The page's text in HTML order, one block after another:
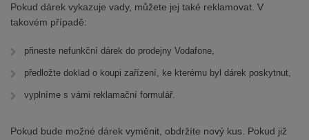
Pokud dárek vykazuje vady, můžete jej také reklamovat. V
takovém případě:
přineste nefunkční dárek do prodejny Vodafone,
předložte doklad o koupi zařízení, ke kterému byl dárek poskytnut,
vyplníme s vámi reklamační formulář.
Pokud bude možné dárek vyměnit, obdržíte nový kus. Pokud již